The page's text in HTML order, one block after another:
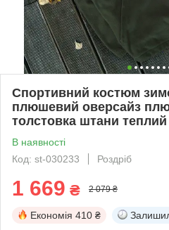
Спортивний костюм
плюшевий оверсайз
толстовка штани
В наявності
Код: st-030233
Роздріб
1 669 ₴ 2 079 ₴
Економія 410 ₴